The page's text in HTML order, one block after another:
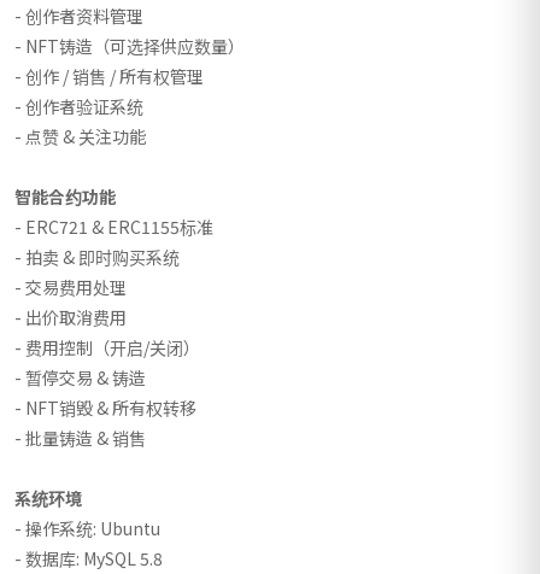
- 创作者资料管理
- NFT铸造（可选择供应数量）
- 创作 / 销售 / 所有权管理
- 创作者验证系统
- 点赞 & 关注功能
智能合约功能
- ERC721 & ERC1155标准
- 拍卖 & 即时购买系统
- 交易费用处理
- 出价取消费用
- 费用控制（开启/关闭）
- 暂停交易 & 铸造
- NFT销毁 & 所有权转移
- 批量铸造 & 销售
系统环境
- 操作系统: Ubuntu
- 数据库: MySQL 5.8